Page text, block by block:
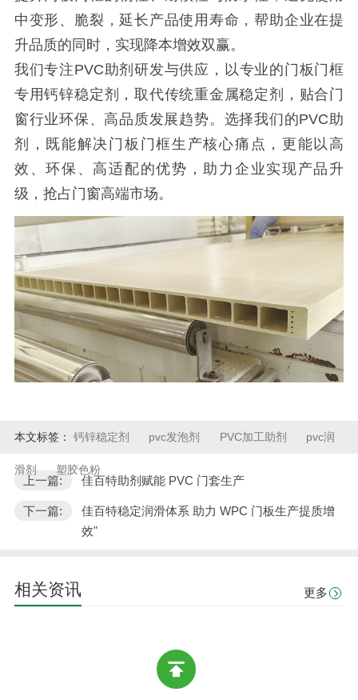
中变形、脆裂，延长产品使用寿命，帮助企业在提
升品质的同时，实现降本增效双赢。
我们专注PVC助剂研发与供应，以专业的门板门框
专用钙锌稳定剂，取代传统重金属稳定剂，贴合门
窗行业环保、高品质发展趋势。选择我们的PVC助
剂，既能解决门板门框生产核心痛点，更能以高
效、环保、高适配的优势，助力企业实现产品升
级，抢占门窗高端市场。
本文标签： 钙锌稳定剂 pvc发泡剂 PVC加工助剂 pvc润
滑剂 塑胶色粉
上一篇: 佳百特助剂赋能 PVC 门套生产
下一篇:
佳百特稳定润滑体系 助力 WPC 门板生产提质增
效"
相关资讯 更多